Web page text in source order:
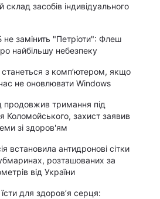
склад засобів індивідуального
не замінить "Петріоти": Флеш
найбільшу небезпеку
з комп’ютером, якщо
не оновлювати Windows
продовжив тримання під
Коломойського, захист заявив
зі здоров'ям
встановила антидронові сітки
розташованих за
від України
для здоров’я серця: